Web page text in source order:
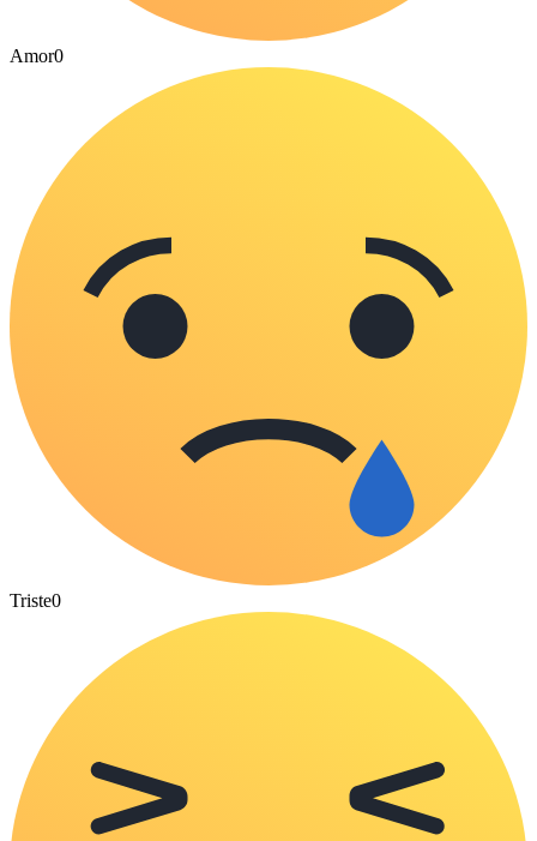
Amor0
Triste0